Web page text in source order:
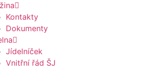
Kontakty
Dokumenty
Jídelníček
Vnitřní řád ŠJ